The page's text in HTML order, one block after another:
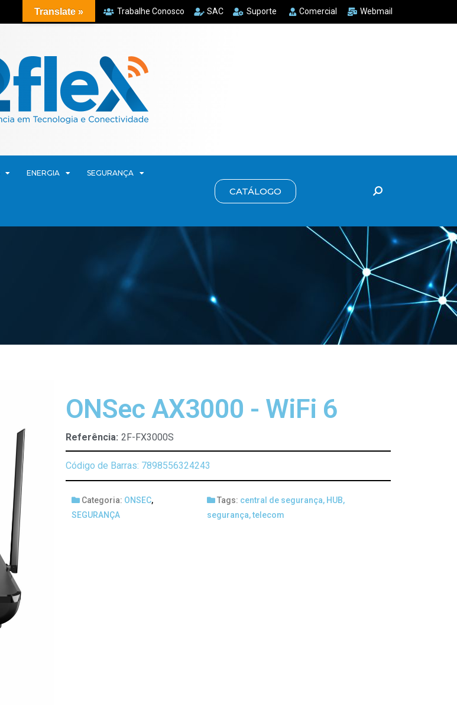
Trabalhe Conosco SAC Suporte Comercial Webmail
ENERGIA SEGURANÇA
CATÁLOGO
ONSec AX3000 - WiFi 6
Referência: 2F-FX3000S
Código de Barras: 7898556324243
Categoria: ONSEC,
SEGURANÇA
Tags: central de segurança, HUB,
segurança,telecom
Translate »